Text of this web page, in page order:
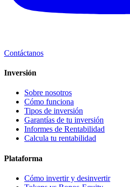
Contáctanos
Inversión
Sobre nosotros
Cómo funciona
Tipos de inversión
Garantías de tu inversión
Informes de Rentabilidad
Calcula tu rentabilidad
Plataforma
Cómo invertir y desinvertir